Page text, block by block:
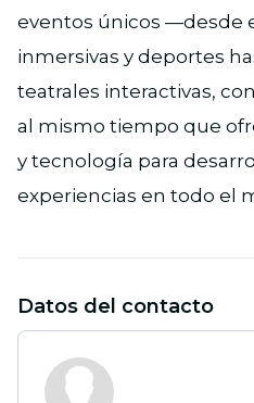
eventos únicos —desde
inmersivas y deportes
teatrales interactivas,
al mismo tiempo que
y tecnología para
experiencias en todo el
Datos del contacto